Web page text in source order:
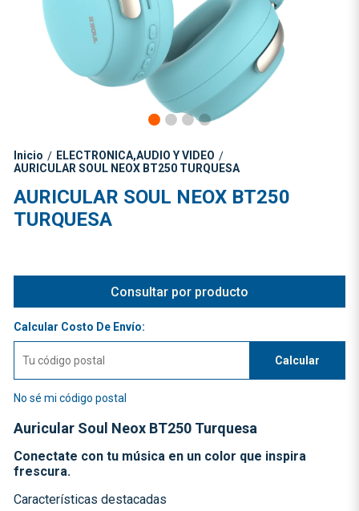
Inicio / ELECTRONICA,AUDIO Y VIDEO /
AURICULAR SOUL NEOX BT250 TURQUESA
AURICULAR SOUL NEOX BT250
TURQUESA
Consultar por producto
Calcular Costo De Envío:
Calcular
No sé mi código postal
Auricular Soul Neox BT250 Turquesa
Conectate con tu música en un color que inspira
frescura.
Características destacadas